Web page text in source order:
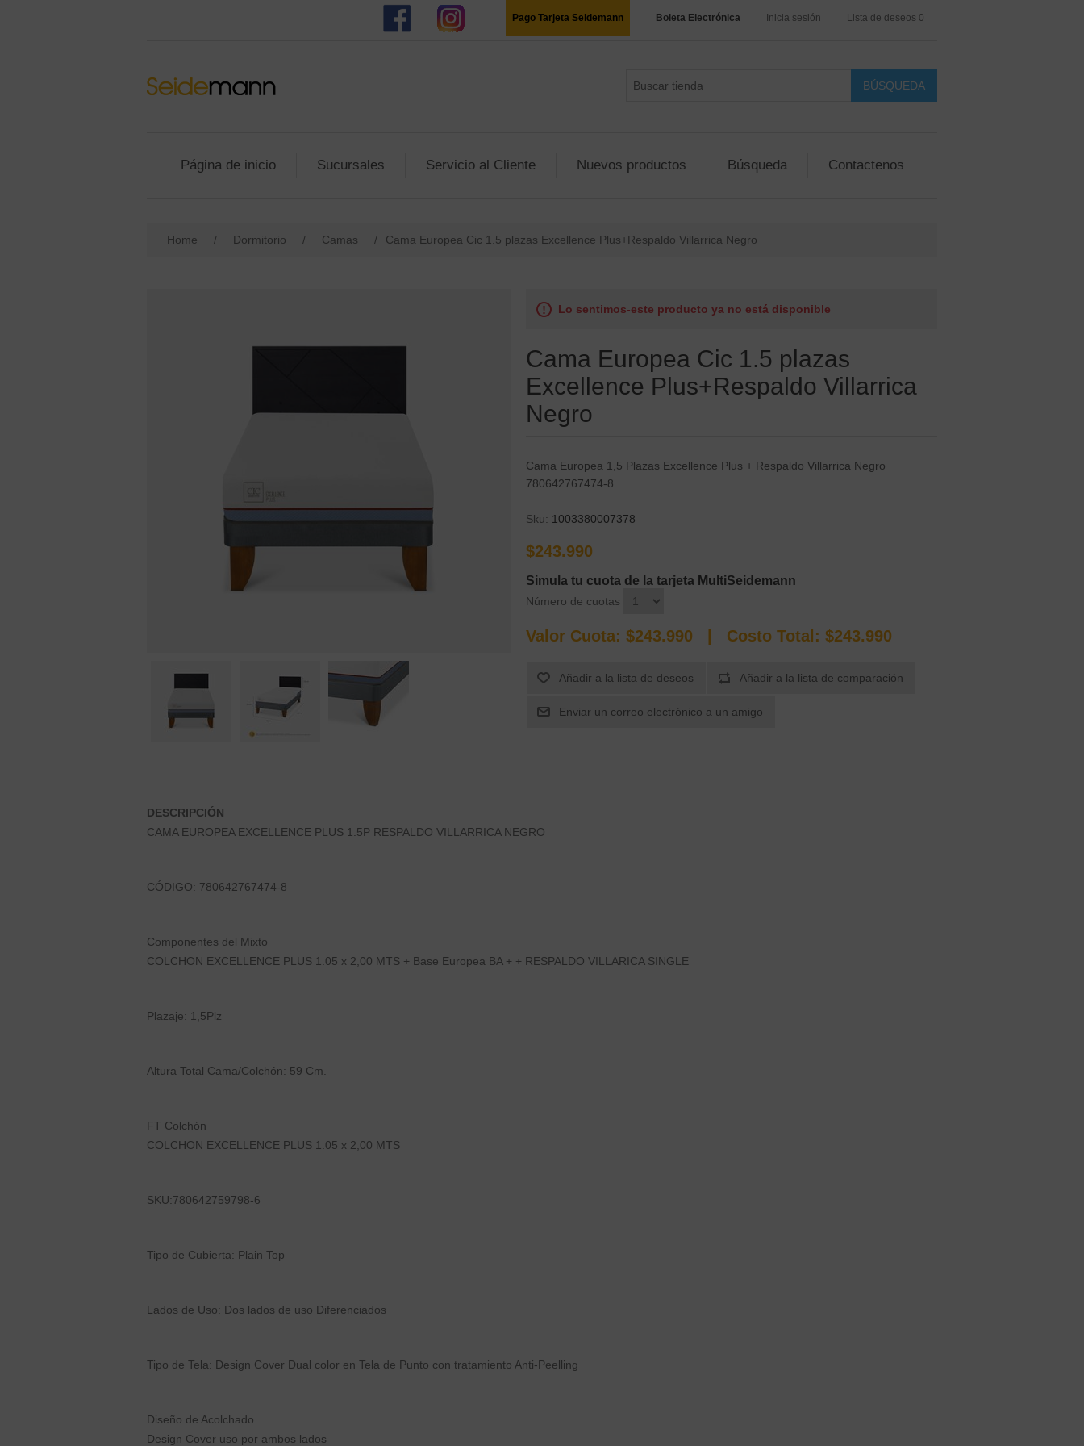
Pago Tarjeta Seidemann Boleta Electrónica Inicia sesión Lista de deseos 0
Página de inicio Sucursales Servicio al Cliente Nuevos productos Búsqueda Contactenos
Home / Dormitorio / Camas / Cama Europea Cic 1.5 plazas Excellence Plus+Respaldo Villarrica Negro
Lo sentimos-este producto ya no está disponible
Cama Europea Cic 1.5 plazas
Excellence Plus+Respaldo Villarrica
Negro
Cama Europea 1,5 Plazas Excellence Plus + Respaldo Villarrica Negro
780642767474-8
Sku: 1003380007378
$243.990
Simula tu cuota de la tarjeta MultiSeidemann
Número de cuotas
Valor Cuota:$243.990 | Costo Total:$243.990
DESCRIPCIÓN
CAMA EUROPEA EXCELLENCE PLUS 1.5P RESPALDO VILLARRICA NEGRO
CÓDIGO: 780642767474-8
Componentes del Mixto
COLCHON EXCELLENCE PLUS 1.05 x 2,00 MTS + Base Europea BA + + RESPALDO VILLARICA SINGLE
Plazaje: 1,5Plz
Altura Total Cama/Colchón: 59 Cm.
FT Colchón
COLCHON EXCELLENCE PLUS 1.05 x 2,00 MTS
SKU:780642759798-6
Tipo de Cubierta: Plain Top
Lados de Uso: Dos lados de uso Diferenciados
Tipo de Tela: Design Cover Dual color en Tela de Punto con tratamiento Anti-Peelling
Diseño de Acolchado
Design Cover uso por ambos lados